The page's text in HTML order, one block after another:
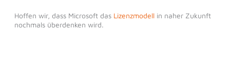
Hoffen wir, dass Microsoft das Lizenzmodellin naher Zukunft
nochmals überdenken wird.